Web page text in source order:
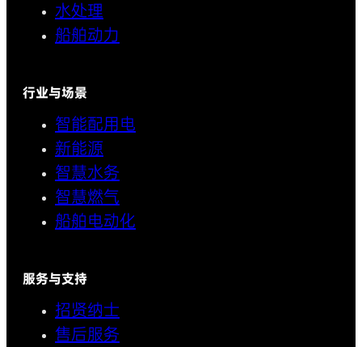
水处理
船舶动力
行业与场景
智能配用电
新能源
智慧水务
智慧燃气
船舶电动化
服务与支持
招贤纳士
售后服务